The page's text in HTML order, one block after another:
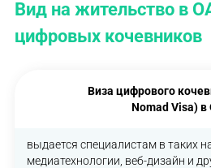
Вид на жительство в
цифровых кочевников
Виза цифрового
Nomad Visa)
выдается специалистам в таких
медиатехнологии, веб-дизайн и